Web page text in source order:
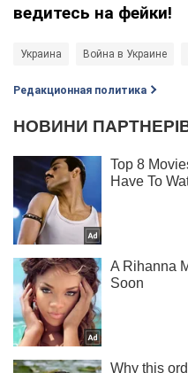
ведитесь на фейки!
Украина Война в Украине
Редакционная политика